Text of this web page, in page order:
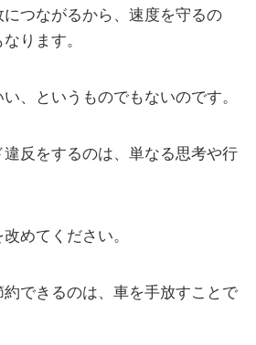
つながるから、速度を守るの
ります。
、というものでもないのです。
反をするのは、単なる思考や行
めてください。
約できるのは、車を手放すことで